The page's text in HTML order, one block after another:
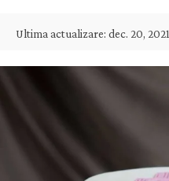
Ultima actualizare: dec. 20, 2021